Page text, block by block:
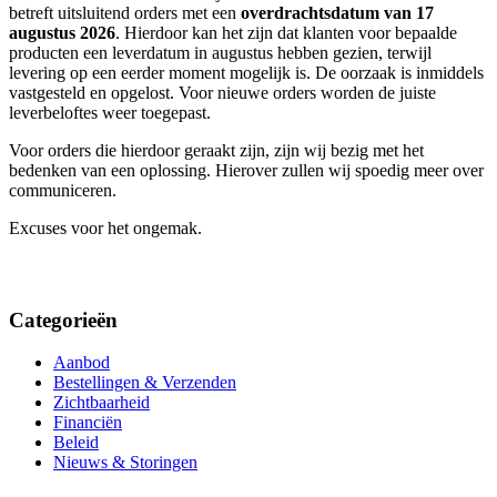
betreft uitsluitend orders met een overdrachtsdatum van 17
augustus 2026. Hierdoor kan het zijn dat klanten voor bepaalde
producten een leverdatum in augustus hebben gezien, terwijl
levering op een eerder moment mogelijk is. De oorzaak is inmiddels
vastgesteld en opgelost. Voor nieuwe orders worden de juiste
leverbeloftes weer toegepast.
Voor orders die hierdoor geraakt zijn, zijn wij bezig met het
bedenken van een oplossing. Hierover zullen wij spoedig meer over
communiceren.
Excuses voor het ongemak.
Categorieën
Aanbod
Bestellingen & Verzenden
Zichtbaarheid
Financiën
Beleid
Nieuws & Storingen